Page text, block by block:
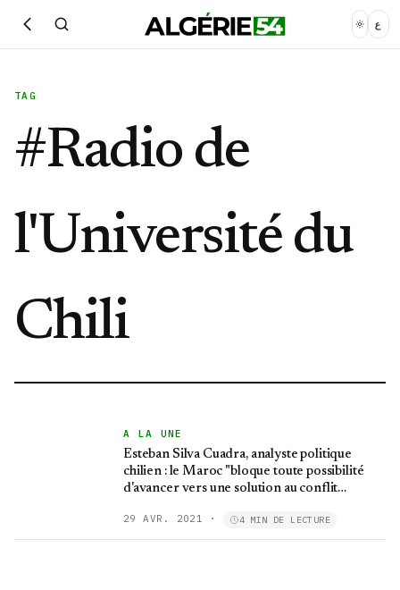
ع
TAG
#Radio de
l'Université du
Chili
A LA UNE
Esteban Silva Cuadra, analyste politique
chilien : le Maroc "bloque toute possibilité
d'avancer vers une solution au conflit
29 AVR. 2021 · 4 MIN DE LECTURE